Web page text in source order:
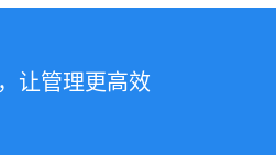
让管理更高效